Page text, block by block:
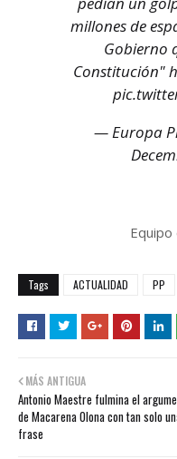
millones de
Gobierno
Constitución"
— Europa
Equipo
Tags ACTUALIDAD PP
MÁS ANTIGUA
Antonio Maestre fulmina el
de Macarena Olona con tan solo
frase